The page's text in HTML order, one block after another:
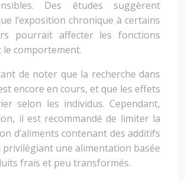
Des études suggèrent
l’exposition chronique à certains
pourrait affecter les fonctions
le comportement.
de noter que la recherche dans
encore en cours, et que les effets
selon les individus. Cependant,
il est recommandé de limiter la
d’aliments contenant des additifs
privilégiant une alimentation basée
frais et peu transformés.